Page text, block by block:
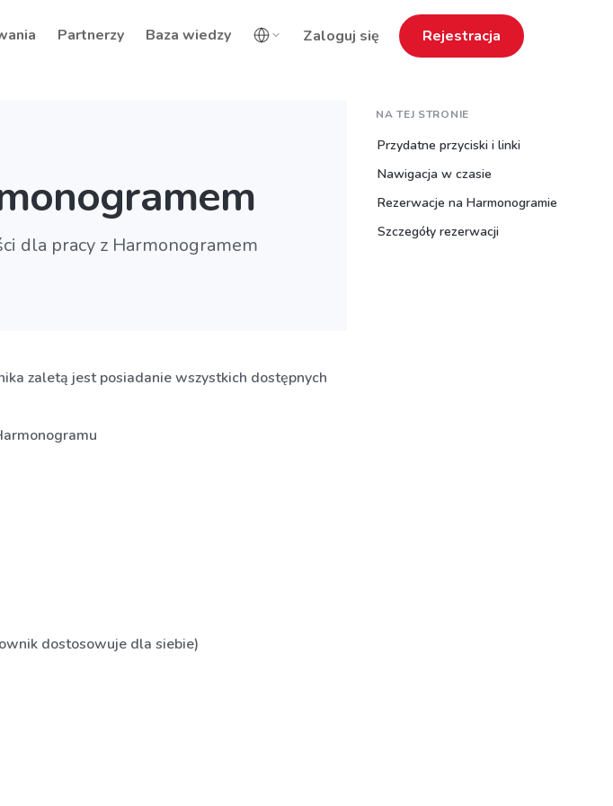
Zaloguj się Rejestracja
Partnerzy Baza wiedzy
dla pracy z Harmonogramem
zaletą jest posiadanie wszystkich dostępnych
dostosowuje dla siebie)
NA TEJ STRONIE
Przydatne przyciski i linki
Nawigacja w czasie
Rezerwacje na Harmonogramie
Szczegóły rezerwacji